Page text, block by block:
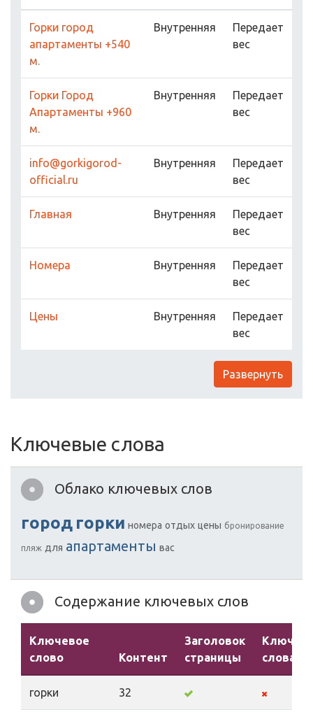
Горки город
апартаменты +540
м.
Внутренняя
Передает
вес
Горки Город
Апартаменты +960
м.
Внутренняя
Передает
вес
info@gorkigorod-
official.ru
Внутренняя
Передает
вес
Главная Внутренняя
Передает
вес
Номера Внутренняя
Передает
вес
Цены Внутренняя
Передает
вес
Развернуть
Ключевые слова
Облако ключевых слов
город горки номера отдых цены бронирование
пляж для апартаменты вас
Содержание ключевых слов
Ключевое
слово
Контент
Заголовок
страницы
слова
горки 32